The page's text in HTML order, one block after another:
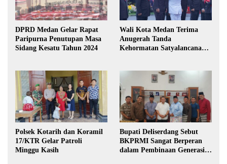
DPRD Medan Gelar Rapat
Paripurna Penutupan Masa
Sidang Kesatu Tahun 2024
Wali Kota Medan Terima
Anugerah Tanda
Kehormatan Satyalancana
Polsek Kotarih dan Koramil
17/KTR Gelar Patroli
Minggu Kasih
Bupati Deliserdang Sebut
BKPRMI Sangat Berperan
dalam Pembinaan Generasi